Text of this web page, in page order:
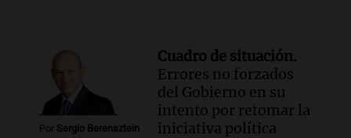
Por Sergio Berensztein
Cuadro de situación.
Errores no forzados
del Gobierno en su
intento por retomar la
iniciativa política